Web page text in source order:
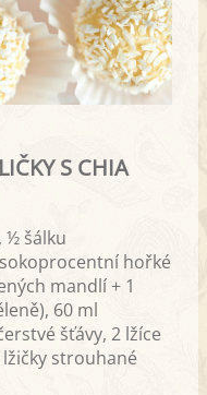
S CHIA
½ šálku
hořké
mandlí + 1
60 ml
šťávy, 2 lžíce
lžičky strouhané